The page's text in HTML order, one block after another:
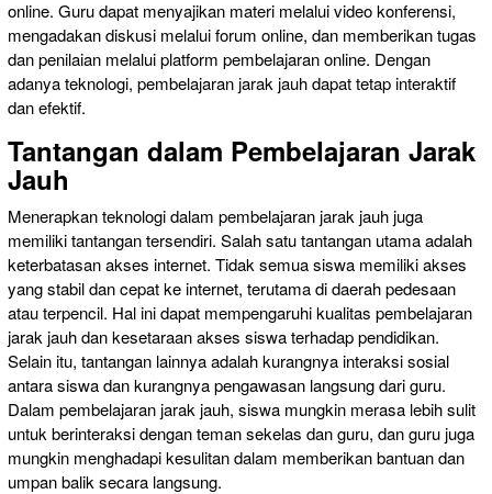
online. Guru dapat menyajikan materi melalui video konferensi,
mengadakan diskusi melalui forum online, dan memberikan tugas
dan penilaian melalui platform pembelajaran online. Dengan
adanya teknologi, pembelajaran jarak jauh dapat tetap interaktif
dan efektif.
Tantangan dalam Pembelajaran Jarak
Jauh
Menerapkan teknologi dalam pembelajaran jarak jauh juga
memiliki tantangan tersendiri. Salah satu tantangan utama adalah
keterbatasan akses internet. Tidak semua siswa memiliki akses
yang stabil dan cepat ke internet, terutama di daerah pedesaan
atau terpencil. Hal ini dapat mempengaruhi kualitas pembelajaran
jarak jauh dan kesetaraan akses siswa terhadap pendidikan.
Selain itu, tantangan lainnya adalah kurangnya interaksi sosial
antara siswa dan kurangnya pengawasan langsung dari guru.
Dalam pembelajaran jarak jauh, siswa mungkin merasa lebih sulit
untuk berinteraksi dengan teman sekelas dan guru, dan guru juga
mungkin menghadapi kesulitan dalam memberikan bantuan dan
umpan balik secara langsung.